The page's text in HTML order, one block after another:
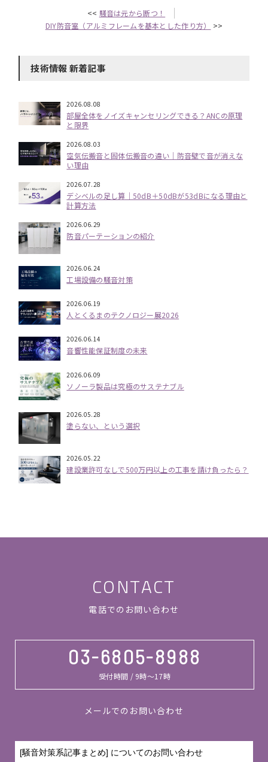
<< 騒音は元から断つ！
DIY防音室（アルミフレームを基本とした作り方）
>>
技術情報 新着記事
2026.08.08
部屋全体をノイズキャンセリングできる？ANCの原理
と限界
2026.08.03
空気伝搬音と固体伝搬音の違い｜防音壁で音が消えな
い理由
2026.07.28
デシベルの足し算｜50dB＋50dBが53dBになる理由と
計算方法
2026.06.29
防音パーテーションの紹介
2026.06.24
工場設備の騒音対策
2026.06.19
人とくるまのテクノロジー展2026
2026.06.14
音響性能保証制度の未来
2026.06.09
ソノーラ製品は究極のサステナブル
2026.05.28
塗らない、という選択
2026.05.22
建設業許可なしで500万円以上の工事を請け負ったら？
CONTACT
電話でのお問い合わせ
03-6805-8988
受付時間 / 9時～17時
メールでのお問い合わせ